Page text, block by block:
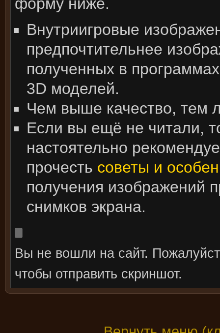
Внутриигровые
предпочтительнее
полученных в
3D моделей.
Чем выше качество, тем
Если вы ещё не читали,
настоятельно
прочесть советы и
получения изображений
снимков экрана.
Вы не вошли на сайт.
чтобы отправить скриншот.